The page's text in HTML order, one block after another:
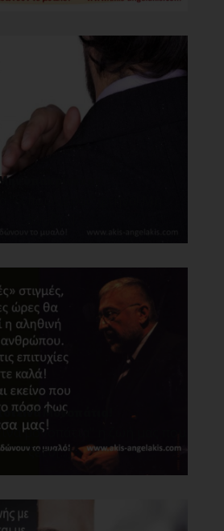
υποκρίνεσαι!
"ξεπουλιέσαι" φτηνά! Μη
Μονοπάτια!
μονοπάτια" η ζωή μας που
ξετυ[...]